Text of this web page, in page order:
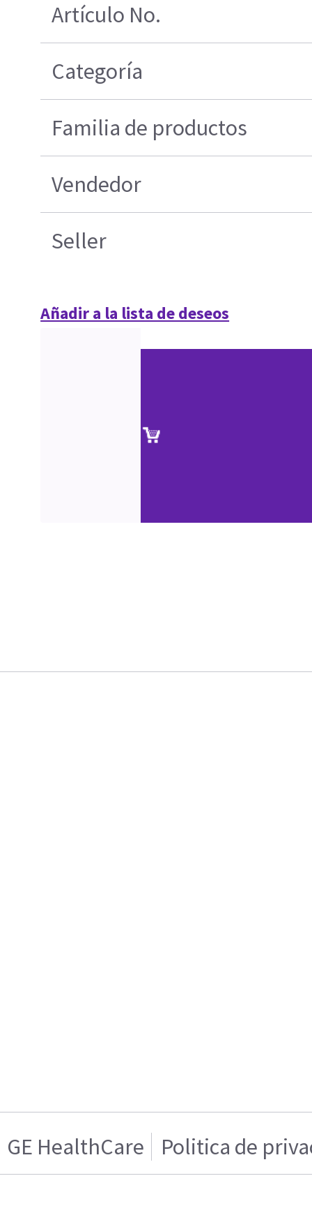
Artículo No.
Categoría
Familia de productos
Vendedor
Seller
Añadir a la lista de deseos
GE HealthCare Politica de